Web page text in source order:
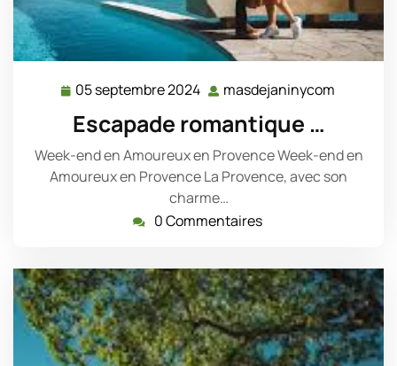
05 septembre 2024 05
septembre
2024
masdejaninycom
Escapade romantique …
Week-end en Amoureux en Provence Week-end en
Amoureux en Provence La Provence, avec son
charme…
0 Commentaires